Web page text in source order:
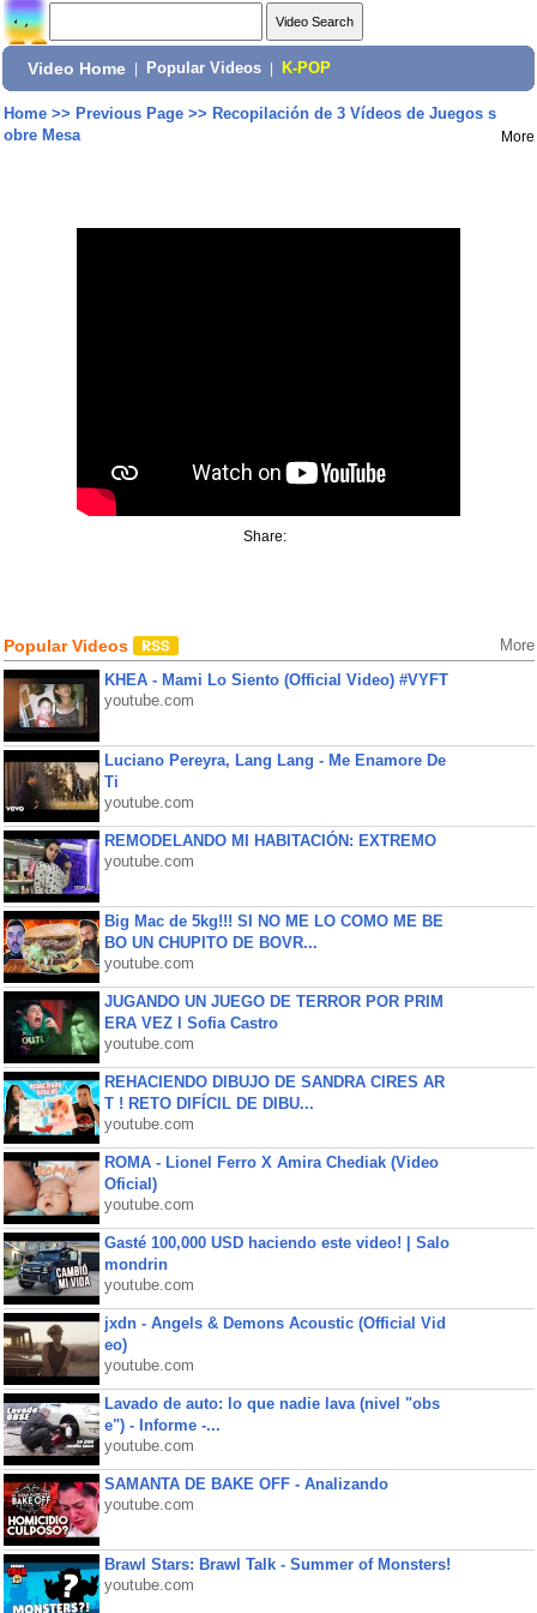
Video Home Popular Videos K-POP
Home>> Previous Page>> Recopilación de 3 Vídeos de Juegos s
obre Mesa
More
Share:
Popular Videos More
KHEA - Mami Lo Siento (Official Video) #VYFT
youtube.com
Luciano Pereyra, Lang Lang - Me Enamore De
Ti
youtube.com
REMODELANDO MI HABITACIÓN: EXTREMO
youtube.com
Big Mac de 5kg!!! SI NO ME LO COMO ME BE
BO UN CHUPITO DE BOVR...
youtube.com
JUGANDO UN JUEGO DE TERROR POR PRIM
ERA VEZ l Sofia Castro
youtube.com
REHACIENDO DIBUJO DE SANDRA CIRES AR
T ! RETO DIFÍCIL DE DIBU...
youtube.com
ROMA - Lionel Ferro X Amira Chediak (Video
Oficial)
youtube.com
Gasté 100,000 USD haciendo este video! | Salo
mondrin
youtube.com
jxdn - Angels & Demons Acoustic (Official Vid
eo)
youtube.com
Lavado de auto: lo que nadie lava (nivel "obs
e") - Informe -...
youtube.com
SAMANTA DE BAKE OFF - Analizando
youtube.com
Brawl Stars: Brawl Talk - Summer of Monsters!
youtube.com